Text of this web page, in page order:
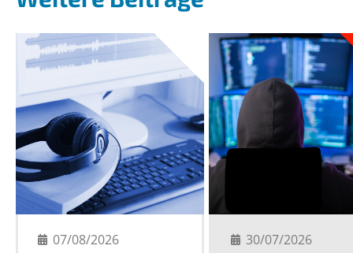
07/08/2026 30/07/2026